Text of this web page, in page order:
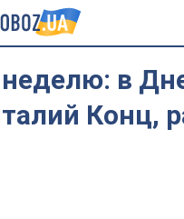
неделю: в
Конц,